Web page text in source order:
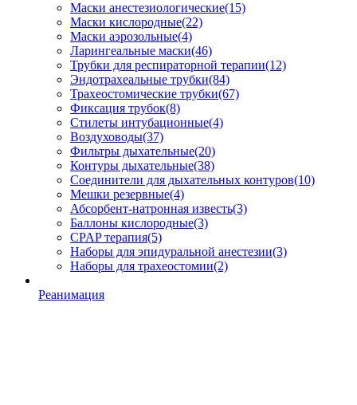
Маски анестезиологические(15)
Маски кислородные(22)
Маски аэрозольные(4)
Ларингеальные маски(46)
Трубки для респираторной терапии(12)
Эндотрахеальные трубки(84)
Трахеостомические трубки(67)
Фиксация трубок(8)
Стилеты интубационные(4)
Воздуховоды(37)
Фильтры дыхательные(20)
Контуры дыхательные(38)
Соединители для дыхательных контуров(10)
Мешки резервные(4)
Абсорбент-натронная известь(3)
Баллоны кислородные(3)
CPAP терапия(5)
Наборы для эпидуральной анестезии(3)
Наборы для трахеостомии(2)
Реанимация